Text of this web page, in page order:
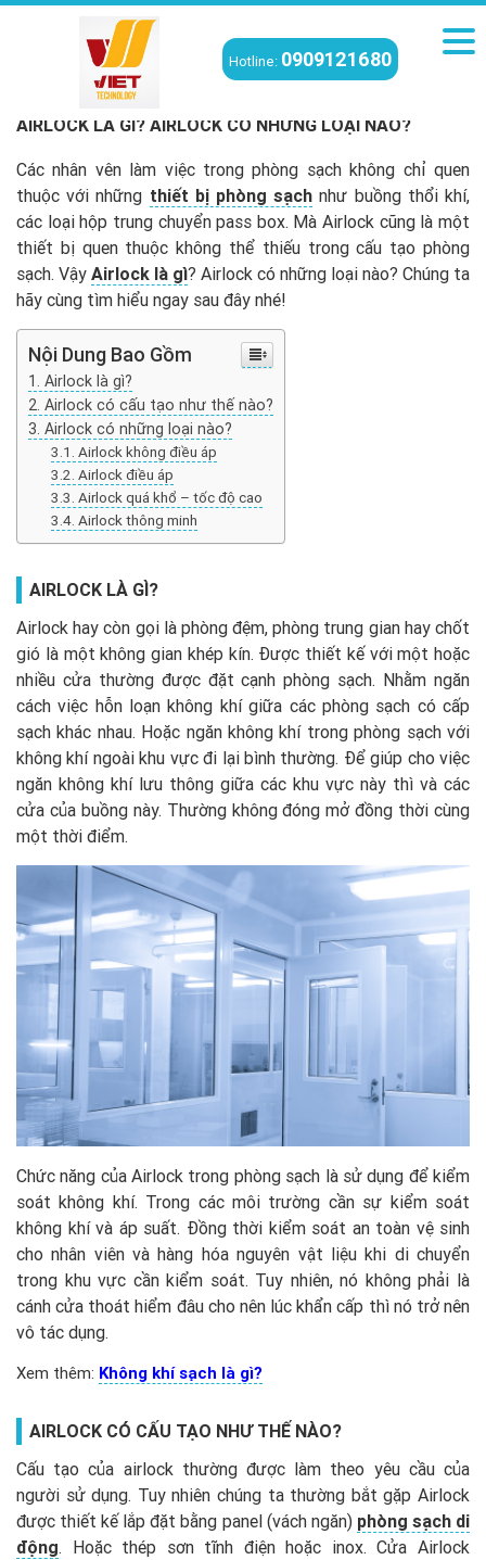
Hotline: 0909121680
Tin tức phòng sạch Airlock là gì? Airlock có những loại nào?
AIRLOCK LÀ GÌ? AIRLOCK CÓ NHỮNG LOẠI NÀO?
Các nhân vên làm việc trong phòng sạch không chỉ quen
thuộc với những thiết bị phòng sạch như buồng thổi khí,
các loại hộp trung chuyển pass box. Mà Airlock cũng là một
thiết bị quen thuộc không thể thiếu trong cấu tạo phòng
sạch. Vậy Airlock là gì? Airlock có những loại nào? Chúng ta
hãy cùng tìm hiểu ngay sau đây nhé!
Nội Dung Bao Gồm
Airlock là gì?
Airlock có cấu tạo như thế nào?
Airlock có những loại nào?
Airlock không điều áp
Airlock điều áp
Airlock quá khổ – tốc độ cao
Airlock thông minh
AIRLOCK LÀ GÌ?
Airlock hay còn gọi là phòng đệm, phòng trung gian hay chốt
gió là một không gian khép kín. Được thiết kế với một hoặc
nhiều cửa thường được đặt cạnh phòng sạch. Nhằm ngăn
cách việc hỗn loạn không khí giữa các phòng sạch có cấp
sạch khác nhau. Hoặc ngăn không khí trong phòng sạch với
không khí ngoài khu vực đi lại bình thường. Để giúp cho việc
ngăn không khí lưu thông giữa các khu vực này thì và các
cửa của buồng này. Thường không đóng mở đồng thời cùng
một thời điểm.
Chức năng của Airlock trong phòng sạch là sử dụng để kiểm
soát không khí. Trong các môi trường cần sự kiểm soát
không khí và áp suất. Đồng thời kiểm soát an toàn vệ sinh
cho nhân viên và hàng hóa nguyên vật liệu khi di chuyển
trong khu vực cần kiểm soát. Tuy nhiên, nó không phải là
cánh cửa thoát hiểm đâu cho nên lúc khẩn cấp thì nó trở nên
vô tác dụng.
Xem thêm: Không khí sạch là gì?
AIRLOCK CÓ CẤU TẠO NHƯ THẾ NÀO?
Cấu tạo của airlock thường được làm theo yêu cầu của
người sử dụng. Tuy nhiên chúng ta thường bắt gặp Airlock
được thiết kế lắp đặt bằng panel (vách ngăn) phòng sạch di
động. Hoặc thép sơn tĩnh điện hoặc inox. Cửa Airlock